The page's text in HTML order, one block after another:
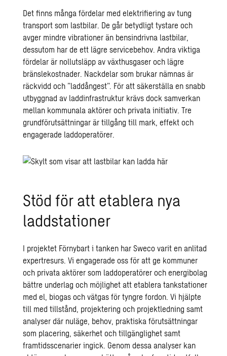
Det finns många fördelar med elektrifiering av tung
transport som lastbilar. De går betydligt tystare och
avger mindre vibrationer än bensindrivna lastbilar,
dessutom har de ett lägre servicebehov. Andra viktiga
fördelar är nollutsläpp av växthusgaser och lägre
bränslekostnader. Nackdelar som brukar nämnas är
räckvidd och ”laddångest”. För att säkerställa en snabb
utbyggnad av laddinfrastruktur krävs dock samverkan
mellan kommunala aktörer och privata initiativ. Tre
grundförutsättningar är tillgång till mark, effekt och
engagerade laddoperatörer.
Stöd för att etablera nya
laddstationer
I projektet Förnybart i tanken har Sweco varit en anlitad
expertresurs. Vi engagerade oss för att ge kommuner
och privata aktörer som laddoperatörer och energibolag
bättre underlag och möjlighet att etablera tankstationer
med el, biogas och vätgas för tyngre fordon. Vi hjälpte
till med tillstånd, projektering och projektledning samt
analyser där nuläge, behov, praktiska förutsättningar
som placering, säkerhet och tillgänglighet samt
framtidsscenarier ingick. Genom dessa analyser kan